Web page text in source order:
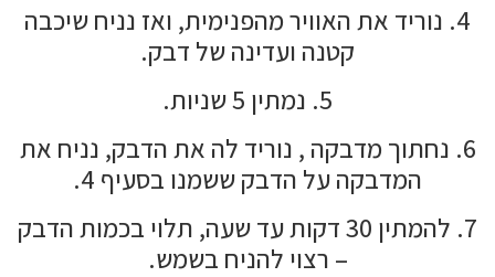
4. נוריד את האוויר מהפנימית, ואז נניח שיכבה
קטנה ועדינה של דבק.
5. נמתין 5 שניות.
6. נחתוך מדבקה , נוריד לה את הדבק, נניח את
המדבקה על הדבק ששמנו בסעיף 4.
7. להמתין 30 דקות עד שעה, תלוי בכמות הדבק
– רצוי להניח בשמש.